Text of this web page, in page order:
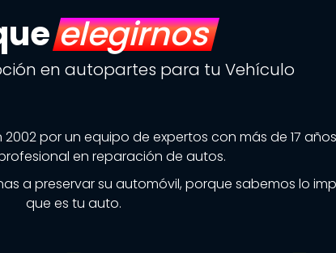
elegirnos
en autopartes para tu Vehículo
por un equipo de expertos con más de 17
en reparación de autos.
a preservar su automóvil, porque sabemos lo
que es tu auto.